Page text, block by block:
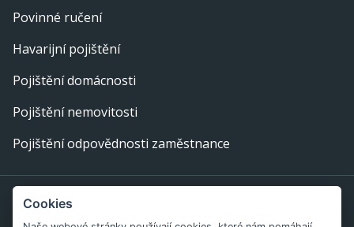
Povinné ručení
Havarijní pojištění
Pojištění domácnosti
Pojištění nemovitosti
Pojištění odpovědnosti zaměstnance
Provozovatel webu: eFi Palace, s.r.o., IČ: 29378702,
Cookies